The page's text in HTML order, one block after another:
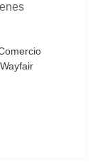
Wayfair